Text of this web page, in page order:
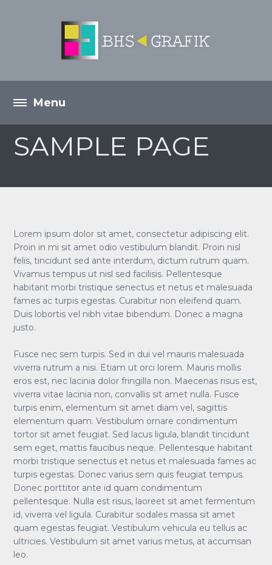
SAMPLE PAGE
Lorem ipsum dolor sit amet, consectetur adipiscing elit.
Proin in mi sit amet odio vestibulum blandit. Proin nisl
felis, tincidunt sed ante interdum, dictum rutrum quam.
Vivamus tempus ut nisl sed facilisis. Pellentesque
habitant morbi tristique senectus et netus et malesuada
fames ac turpis egestas. Curabitur non eleifend quam.
Duis lobortis vel nibh vitae bibendum. Donec a magna
justo.
Fusce nec sem turpis. Sed in dui vel mauris malesuada
viverra rutrum a nisi. Etiam ut orci lorem. Mauris mollis
eros est, nec lacinia dolor fringilla non. Maecenas risus est,
viverra vitae lacinia non, convallis sit amet nulla. Fusce
turpis enim, elementum sit amet diam vel, sagittis
elementum quam. Vestibulum ornare condimentum
tortor sit amet feugiat. Sed lacus ligula, blandit tincidunt
sem eget, mattis faucibus neque. Pellentesque habitant
morbi tristique senectus et netus et malesuada fames ac
turpis egestas. Donec varius sem quis feugiat tempus.
Donec porttitor ante id quam condimentum
pellentesque. Nulla est risus, laoreet sit amet fermentum
id, viverra vel ligula. Curabitur sodales massa sit amet
quam egestas feugiat. Vestibulum vehicula eu tellus ac
ultricies. Vestibulum sit amet varius metus, at accumsan
leo.